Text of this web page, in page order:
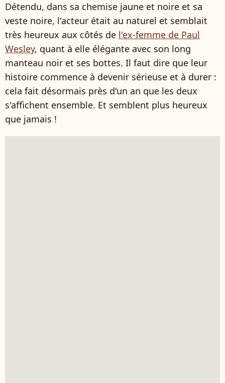
Détendu, dans sa chemise jaune et noire et sa
veste noire, l'acteur était au naturel et semblait
très heureux aux côtés de l'ex-femme de Paul
Wesley, quant à elle élégante avec son long
manteau noir et ses bottes. Il faut dire que leur
histoire commence à devenir sérieuse et à durer :
cela fait désormais près d'un an que les deux
s'affichent ensemble. Et semblent plus heureux
que jamais !